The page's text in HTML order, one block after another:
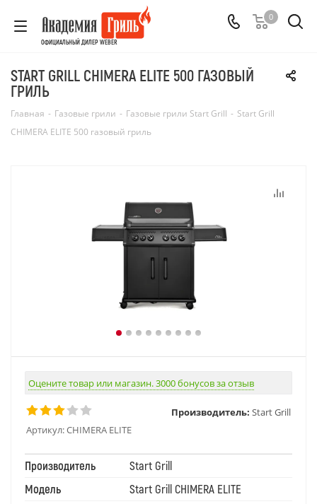
ОФИЦИАЛЬНЫЙ ДИЛЕР WEBER
0
START GRILL CHIMERA ELITE 500 ГАЗОВЫЙ
ГРИЛЬ
Главная - Газовые грили - Газовые грили Start Grill - Start Grill
CHIMERA ELITE 500 газовый гриль
Оцените товар или магазин. 3000 бонусов за отзыв
Артикул:CHIMERA ELITE
Производитель: Start Grill
Производитель
Start Grill
Модель
Start Grill CHIMERA ELITE